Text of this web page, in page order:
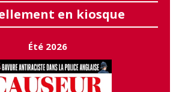
en kiosque
Été 2026